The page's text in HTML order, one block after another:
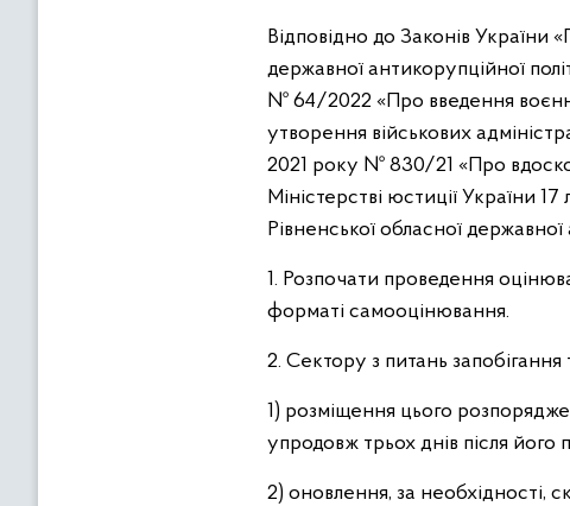
Відповідно до Законів України
державної антикорупційної
№ 64/2022 «Про введення
утворення військових
2021 року № 830/21 «Про
Міністерстві юстиції України
Рівненської обласної
1. Розпочати проведення
форматі самооцінювання.
2. Сектору з питань запобігання
1) розміщення цього
упродовж трьох днів після його
2) оновлення, за необхідності,